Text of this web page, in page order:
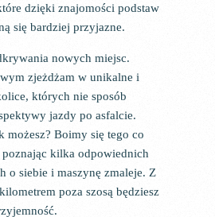
dzięki znajomości podstaw
się bardziej przyjazne.
nowych miejsc.
zjeżdżam w unikalne i
których nie sposób
jazdy po asfalcie.
możesz? Boimy się tego co
kilka odpowiednich
o siebie i maszynę zmaleje. Z
poza szosą będziesz